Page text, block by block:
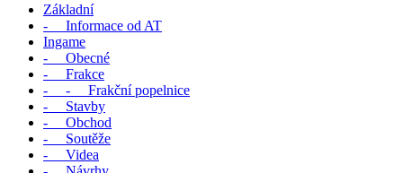
Základní
- Informace od AT
Ingame
- Obecné
- Frakce
- - Frakční popelnice
- Stavby
- Obchod
- Soutěže
- Videa